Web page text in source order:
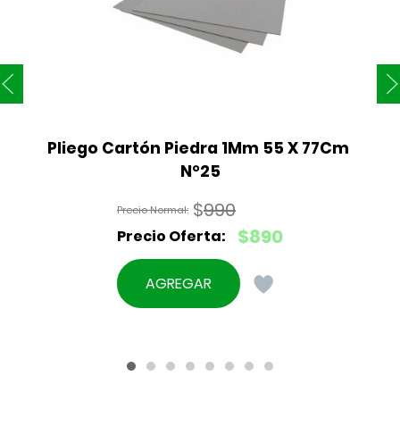
Pliego Cartón Piedra 1Mm 55 X 77Cm
N°25
$990
El
precio
original
$890
El
precio
actual
AGREGAR